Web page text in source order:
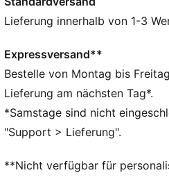
ist ein Favorit für jeden dabei.
cooles Teil für deine
Hergestellt aus mindestens 20
Baumwolle
DETAILS
Dad Cap-Style
Riemenverschluss
Gestickte Details mit Co-
6-Panel-Design
Lieferung innerhalb von 1-3
Expressversand**
Bestelle von Montag bis
Lieferung am nächsten Tag*.
*Samstage sind nicht
"Support > Lieferung".
**Nicht verfügbar für